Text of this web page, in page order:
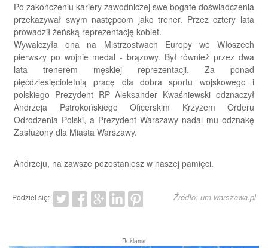
Po zakończeniu kariery zawodniczej swe bogate doświadczenia
przekazywał swym następcom jako trener. Przez cztery lata
prowadził żeńską reprezentację kobiet.
Wywalczyła ona na Mistrzostwach Europy we Włoszech
pierwszy po wojnie medal - brązowy. Był również przez dwa
lata trenerem męskiej reprezentacji. Za ponad
pięćdziesięcioletnią pracę dla dobra sportu wojskowego i
polskiego Prezydent RP Aleksander Kwaśniewski odznaczył
Andrzeja Pstrokońskiego Oficerskim Krzyżem Orderu
Odrodzenia Polski, a Prezydent Warszawy nadal mu odznakę
Zasłużony dla Miasta Warszawy.
Andrzeju, na zawsze pozostaniesz w naszej pamięci.
Podziel się: Źródło: um.warszawa.pl
Reklama